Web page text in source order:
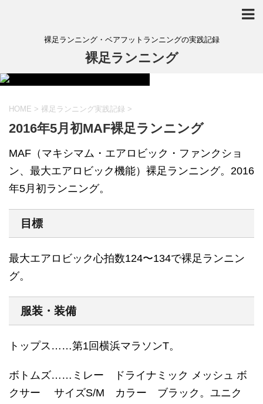
裸足ランニング・ベアフットランニングの実践記録
裸足ランニング
HOME > 裸足ランニング実践記録 >
2016年5月初MAF裸足ランニング
MAF（マキシマム・エアロビック・ファンクショ
ン、最大エアロビック機能）裸足ランニング。2016
年5月初ランニング。
目標
最大エアロビック心拍数124〜134で裸足ランニン
グ。
服装・装備
トップス……第1回横浜マラソンT。
ボトムズ……ミレー ドライナミック メッシュ ボ
クサー サイズS/M カラー ブラック。ユニク